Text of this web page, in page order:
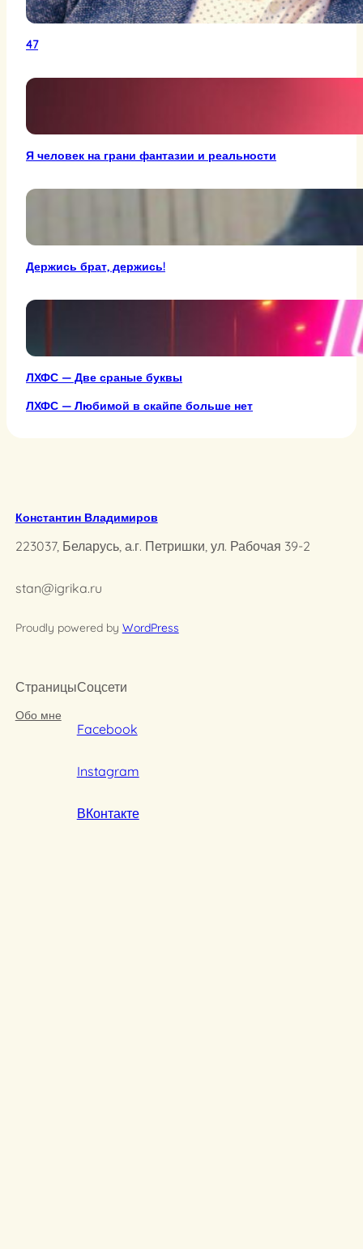
47
Я человек на грани фантазии и реальности
Держись брат, держись!
ЛХФС — Две сраные буквы
ЛХФС — Любимой в скайпе больше нет
Константин Владимиров
223037, Беларусь, а.г. Петришки, ул. Рабочая 39-2
stan@igrika.ru
Proudly powered by WordPress
Страницы
Обо мне
Соцсети
Facebook
Instagram
ВКонтакте